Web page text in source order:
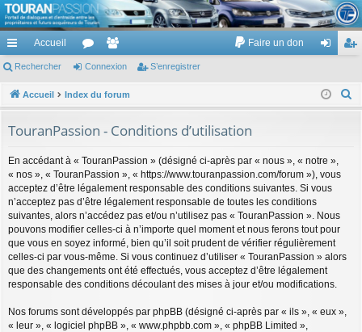
TouranPassion
Le forum des propriétaires ou futurs acquéreurs du Volkswagen Touran
cc
ès
de
Accueil
or
u
e
m
Faire un don
ne nr
Rechercher Connexion S’enregistrer
Accueil Index du forum
e
TouranPassion - Conditions d’utilisation
En accédant à « TouranPassion » (désigné ci-après par « nous », « notre »,
« nos », « TouranPassion », « https://www.touranpassion.com/forum »), vous
acceptez d’être légalement responsable des conditions suivantes. Si vous
n’acceptez pas d’être légalement responsable de toutes les conditions
suivantes, alors n’accédez pas et/ou n’utilisez pas « TouranPassion ». Nous
pouvons modifier celles-ci à n’importe quel moment et nous ferons tout pour
que vous en soyez informé, bien qu’il soit prudent de vérifier régulièrement
celles-ci par vous-même. Si vous continuez d’utiliser « TouranPassion » alors
que des changements ont été effectués, vous acceptez d’être légalement
responsable des conditions découlant des mises à jour et/ou modifications.
Nos forums sont développés par phpBB (désigné ci-après par « ils », « eux »,
« leur », « logiciel phpBB », « www.phpbb.com », « phpBB Limited »,